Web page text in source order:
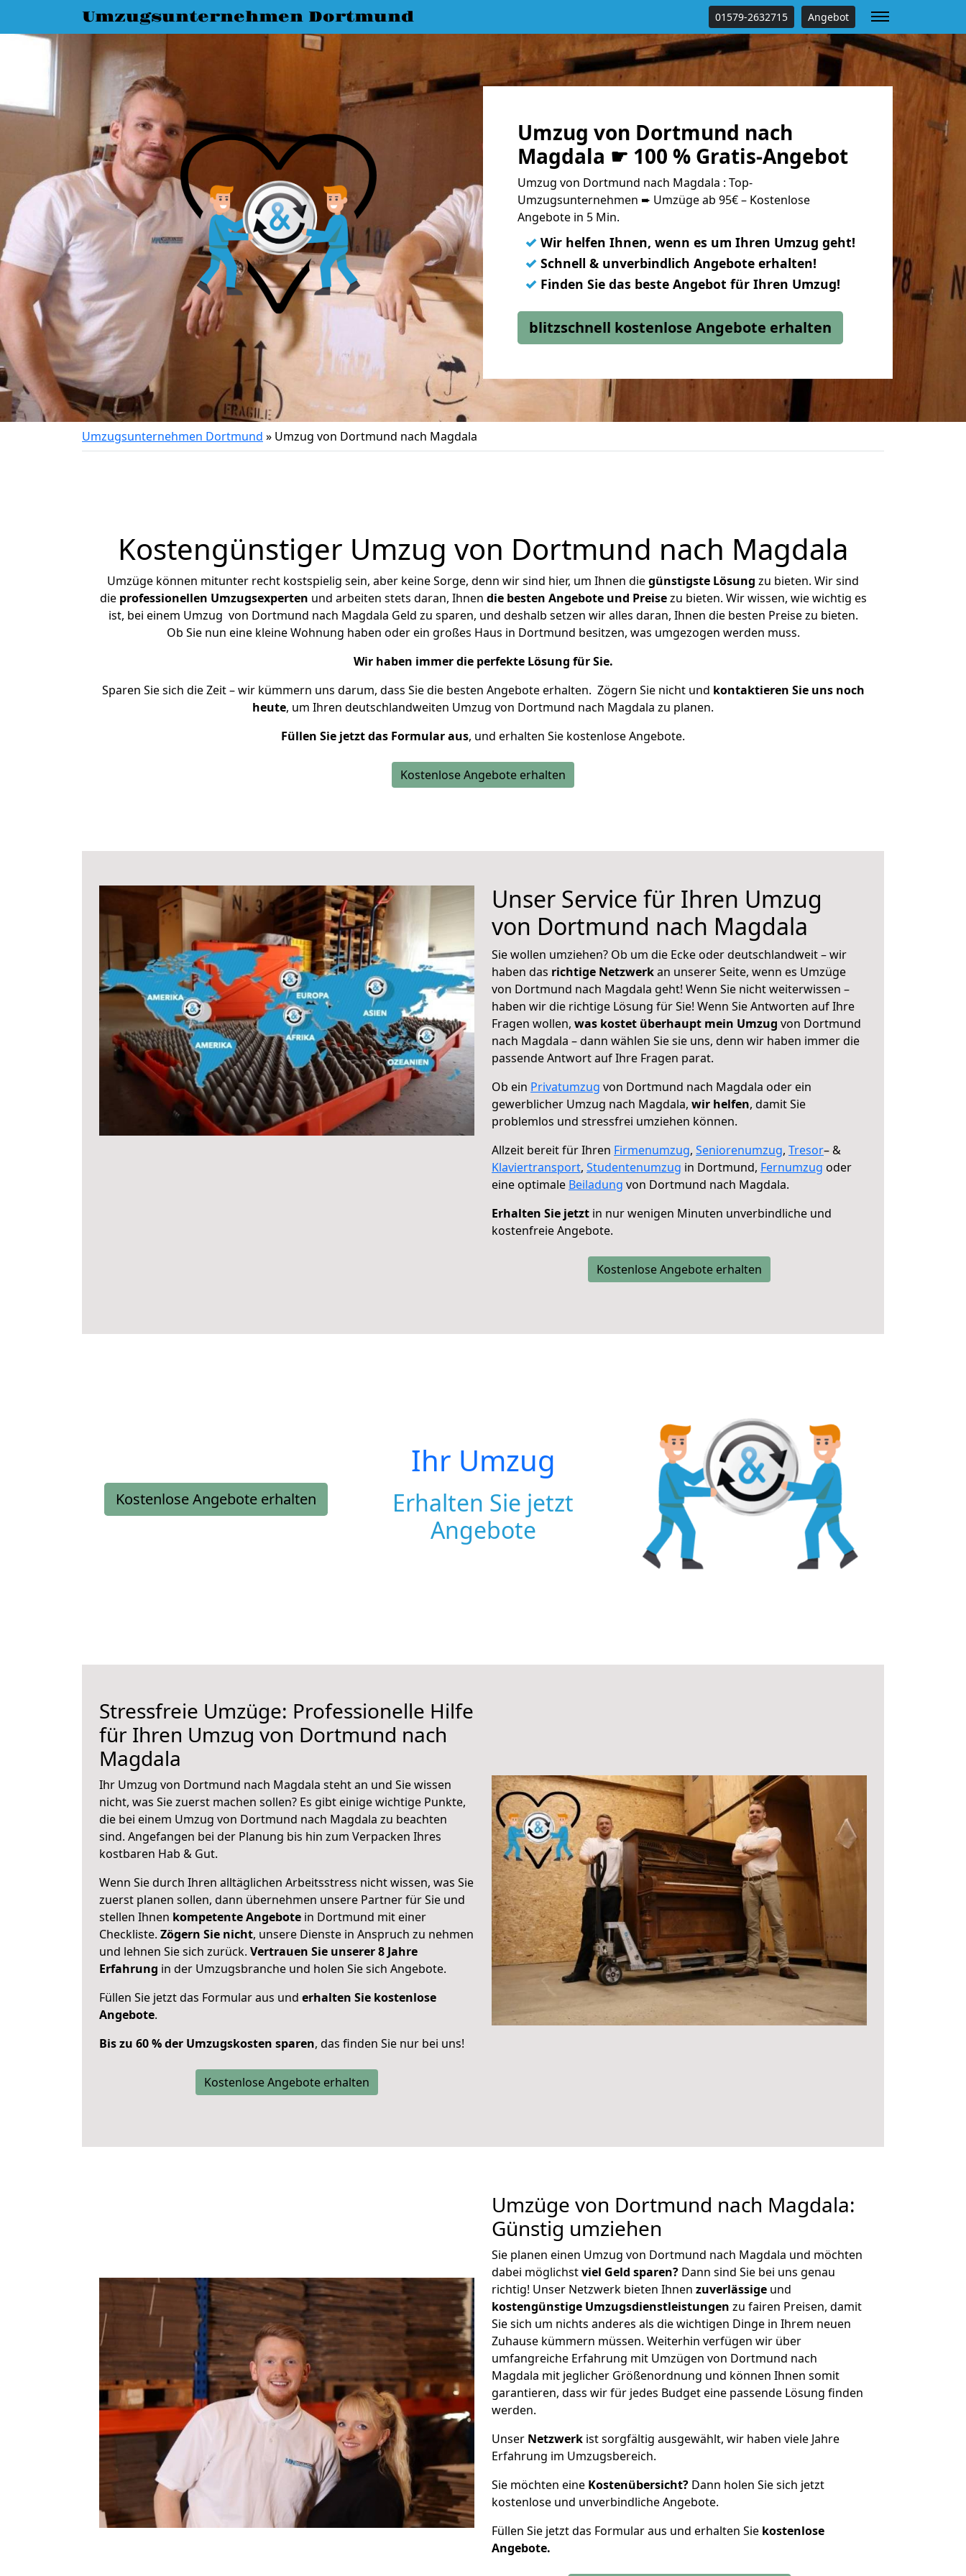
Umzugsunternehmen Dortmund 01579-2632715 Angebot
Umzug von Dortmund nach
Magdala ☛ 100 % Gratis-Angebot
Umzug von Dortmund nach Magdala : Top-
Umzugsunternehmen ➨ Umzüge ab 95€ – Kostenlose
Angebote in 5 Min.
✓ Wir helfen Ihnen, wenn es um Ihren Umzug geht!
✓ Schnell & unverbindlich Angebote erhalten!
✓ Finden Sie das beste Angebot für Ihren Umzug!
blitzschnell kostenlose Angebote erhalten
Umzugsunternehmen Dortmund » Umzug von Dortmund nach Magdala
Kostengünstiger Umzug von Dortmund nach Magdala
Umzüge können mitunter recht kostspielig sein, aber keine Sorge, denn wir sind hier, um Ihnen diegünstigste Lösung zu bieten. Wir sind
die professionellen Umzugsexperten und arbeiten stets daran, Ihnen die besten Angebote und Preisezu bieten. Wir wissen, wie wichtig es
ist, bei einem Umzug von Dortmund nach Magdala Geld zu sparen, und deshalb setzen wir alles daran, Ihnen die besten Preise zu bieten.
Ob Sie nun eine kleine Wohnung haben oder ein großes Haus in Dortmund besitzen, was umgezogen werden muss.
Wir haben immer die perfekte Lösung für Sie.
Sparen Sie sich die Zeit – wir kümmern uns darum, dass Sie die besten Angebote erhalten. Zögern Sie nicht und kontaktieren Sie uns noch
heute, um Ihren deutschlandweiten Umzug von Dortmund nach Magdala zu planen.
Füllen Sie jetzt das Formular aus, und erhalten Sie kostenlose Angebote.
Kostenlose Angebote erhalten
Unser Service für Ihren Umzug
von Dortmund nach Magdala
Sie wollen umziehen? Ob um die Ecke oder deutschlandweit – wir
haben das richtige Netzwerkan unserer Seite, wenn es Umzüge
von Dortmund nach Magdala geht! Wenn Sie nicht weiterwissen –
haben wir die richtige Lösung für Sie! Wenn Sie Antworten auf Ihre
Fragen wollen, was kostet überhaupt mein Umzug von Dortmund
nach Magdala – dann wählen Sie sie uns, denn wir haben immer die
passende Antwort auf Ihre Fragen parat.
Ob ein Privatumzug von Dortmund nach Magdala oder ein
gewerblicher Umzug nach Magdala, wir helfen, damit Sie
problemlos und stressfrei umziehen können.
Allzeit bereit für Ihren Firmenumzug, Seniorenumzug, Tresor– &
Klaviertransport, Studentenumzug in Dortmund, Fernumzug oder
eine optimale Beiladung von Dortmund nach Magdala.
Erhalten Sie jetzt in nur wenigen Minuten unverbindliche und
kostenfreie Angebote.
Kostenlose Angebote erhalten
Kostenlose Angebote erhalten
Ihr Umzug
Erhalten Sie jetzt
Angebote
Stressfreie Umzüge: Professionelle Hilfe
für Ihren Umzug von Dortmund nach
Magdala
Ihr Umzug von Dortmund nach Magdala steht an und Sie wissen
nicht, was Sie zuerst machen sollen? Es gibt einige wichtige Punkte,
die bei einem Umzug von Dortmund nach Magdala zu beachten
sind. Angefangen bei der Planung bis hin zum Verpacken Ihres
kostbaren Hab & Gut.
Wenn Sie durch Ihren alltäglichen Arbeitsstress nicht wissen, was Sie
zuerst planen sollen, dann übernehmen unsere Partner für Sie und
stellen Ihnen kompetente Angebote in Dortmund mit einer
Checkliste. Zögern Sie nicht, unsere Dienste in Anspruch zu nehmen
und lehnen Sie sich zurück. Vertrauen Sie unserer 8 Jahre
Erfahrung in der Umzugsbranche und holen Sie sich Angebote.
Füllen Sie jetzt das Formular aus und erhalten Sie kostenlose
Angebote.
Bis zu 60 % der Umzugskosten sparen, das finden Sie nur bei uns!
Kostenlose Angebote erhalten
Umzüge von Dortmund nach Magdala:
Günstig umziehen
Sie planen einen Umzug von Dortmund nach Magdala und möchten
dabei möglichstviel Geld sparen? Dann sind Sie bei uns genau
richtig! Unser Netzwerk bieten Ihnen zuverlässige und
kostengünstige Umzugsdienstleistungen zu fairen Preisen, damit
Sie sich um nichts anderes als die wichtigen Dinge in Ihrem neuen
Zuhause kümmern müssen. Weiterhin verfügen wir über
umfangreiche Erfahrung mit Umzügen von Dortmund nach
Magdala mit jeglicher Größenordnung und können Ihnen somit
garantieren, dass wir für jedes Budget eine passende Lösung finden
werden.
Unser Netzwerk ist sorgfältig ausgewählt, wir haben viele Jahre
Erfahrung im Umzugsbereich.
Sie möchten eine Kostenübersicht? Dann holen Sie sich jetzt
kostenlose und unverbindliche Angebote.
Füllen Sie jetzt das Formular aus und erhalten Sie kostenlose
Angebote.